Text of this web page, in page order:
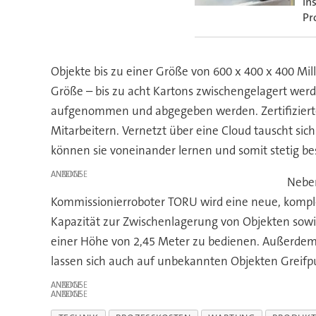
Objekte bis zu einer Größe von 600 x 400 x 400
Größe – bis zu acht Kartons zwischengelagert
aufgenommen und abgegeben werden.
Mitarbeitern. Vernetzt über eine Cloud tauscht
können sie voneinander lernen und somit stetig
ANZEIGE
Kommissionierroboter TORU wird eine neue,
Kapazität zur Zwischenlagerung von Objekten
einer Höhe von 2,45 Meter zu bedienen.
lassen sich auch auf unbekannten Objekten
ANZEIGE
ANZEIGE